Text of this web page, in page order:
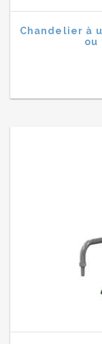
Chandelier à
ou